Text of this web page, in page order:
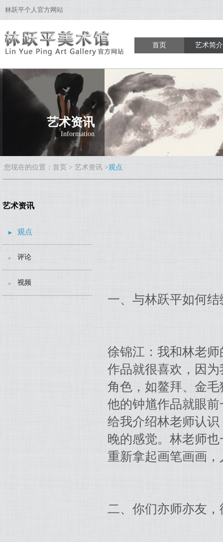
林跃平个人官方网站
首页
艺术简介
出版著作
艺术资讯
Information
您现在的位置： 首页 > 艺术资讯 >观点
艺术资讯
观点
评论
视频
一、与林跃平如何结
徐锦江：我和林老
作品就很喜欢，因
角色，如鳌拜、金
他的钟馗作品就眼
给我介绍林老师认
晚的感觉。林老师
重新拿起画笔画画
二、你们亦师亦友